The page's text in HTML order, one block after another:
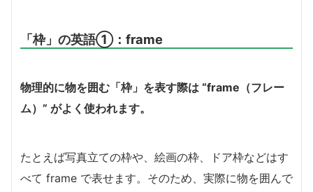
「枠」の英語①：frame
物理的に物を囲む「枠」を表す際は “frame（フレー
ム）” がよく使われます。
たとえば写真立ての枠や、絵画の枠、ドア枠などはす
べて frame で表せます。そのため、実際に物を囲んで